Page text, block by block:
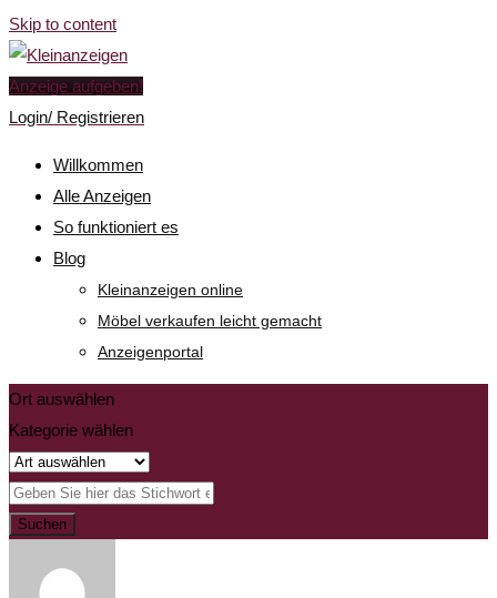
Skip to content
Anzeige aufgeben!
Login/ Registrieren
Willkommen
Alle Anzeigen
So funktioniert es
Blog
Kleinanzeigen online
Möbel verkaufen leicht gemacht
Anzeigenportal
Ort auswählen
Kategorie wählen
Suchen